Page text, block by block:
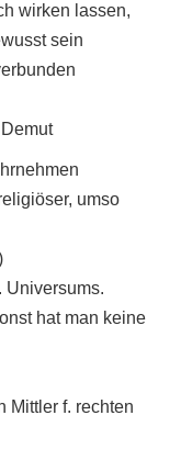
wirken lassen,
sein
umso
Universums.
hat man keine
Mittler f. rechten